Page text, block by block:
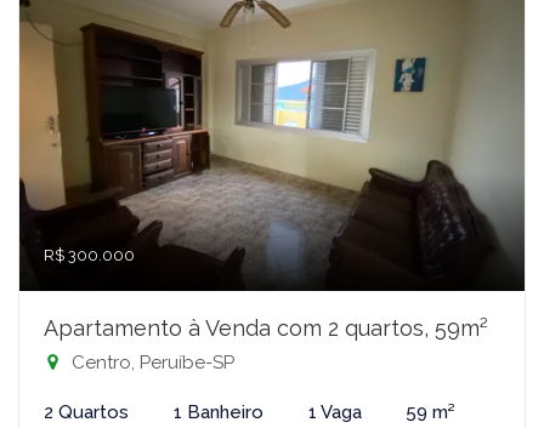
R$ 300.000
Apartamento à Venda com 2 quartos, 59m²
Centro, Peruíbe-SP
2 Quartos 1 Banheiro 1 Vaga 59 m²